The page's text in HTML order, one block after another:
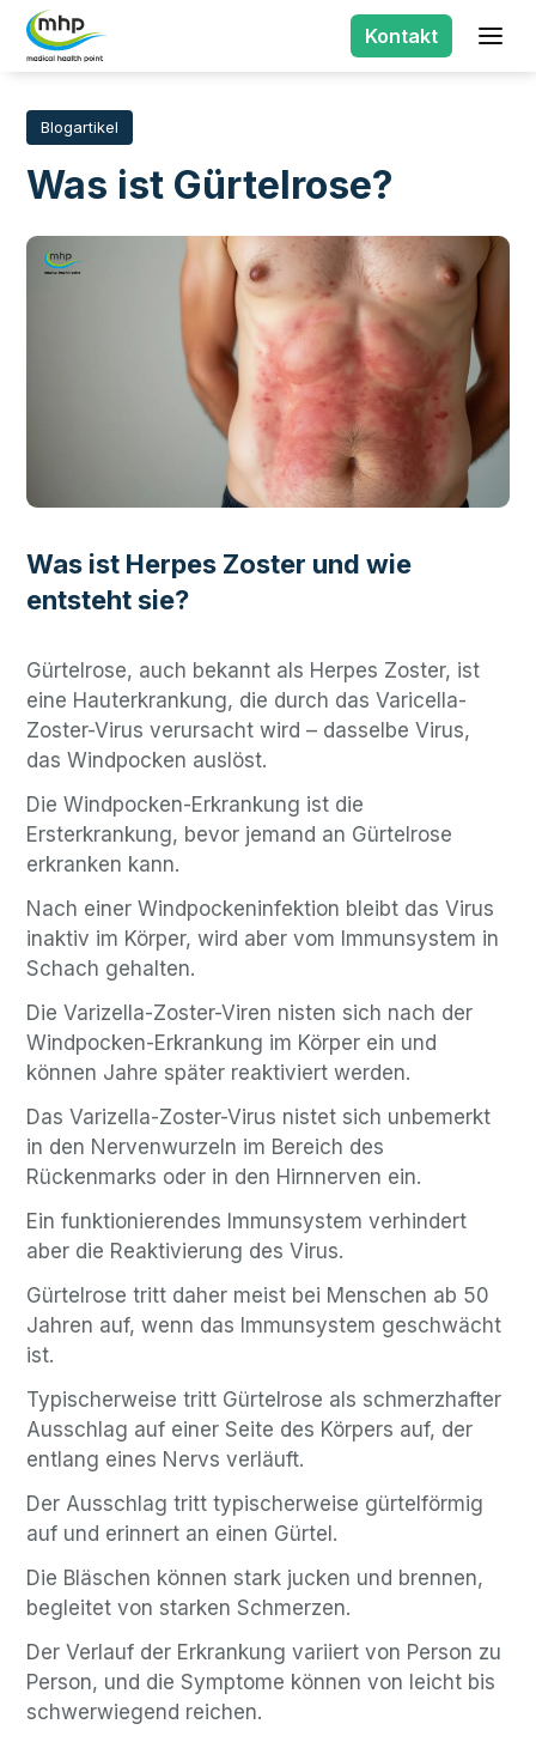
Kontakt
Blogartikel
Was ist Gürtelrose?
Was ist Herpes Zoster und wie
entsteht sie?
Gürtelrose, auch bekannt als Herpes Zoster, ist
eine Hauterkrankung, die durch das Varicella-
Zoster-Virus verursacht wird – dasselbe Virus,
das Windpocken auslöst.
Die Windpocken-Erkrankung ist die
Ersterkrankung, bevor jemand an Gürtelrose
erkranken kann.
Nach einer Windpockeninfektion bleibt das Virus
inaktiv im Körper, wird aber vom Immunsystem in
Schach gehalten.
Die Varizella-Zoster-Viren nisten sich nach der
Windpocken-Erkrankung im Körper ein und
können Jahre später reaktiviert werden.
Das Varizella-Zoster-Virus nistet sich unbemerkt
in den Nervenwurzeln im Bereich des
Rückenmarks oder in den Hirnnerven ein.
Ein funktionierendes Immunsystem verhindert
aber die Reaktivierung des Virus.
Gürtelrose tritt daher meist bei Menschen ab 50
Jahren auf, wenn das Immunsystem geschwächt
ist.
Typischerweise tritt Gürtelrose als schmerzhafter
Ausschlag auf einer Seite des Körpers auf, der
entlang eines Nervs verläuft.
Der Ausschlag tritt typischerweise gürtelförmig
auf und erinnert an einen Gürtel.
Die Bläschen können stark jucken und brennen,
begleitet von starken Schmerzen.
Der Verlauf der Erkrankung variiert von Person zu
Person, und die Symptome können von leicht bis
schwerwiegend reichen.